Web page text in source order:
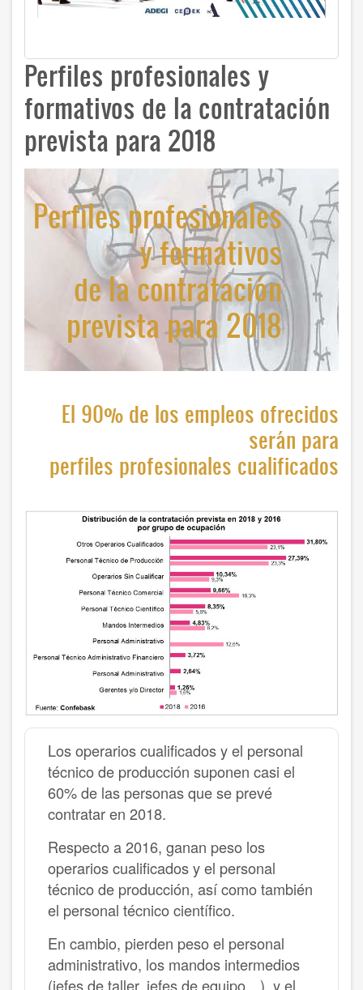
Perfiles profesionales y
formativos de la contratación
prevista para 2018
Perfiles profesionales
y formativos
de la contratación
prevista para 2018
El 90% de los empleos ofrecidos
serán para
perfiles profesionales cualificados
Los operarios cualificados y el personal
técnico de producción suponen casi el
60% de las personas que se prevé
contratar en 2018.
Respecto a 2016, ganan peso los
operarios cualificados y el personal
técnico de producción, así como también
el personal técnico científico.
En cambio, pierden peso el personal
administrativo, los mandos intermedios
(jefes de taller, jefes de equipo…), y el